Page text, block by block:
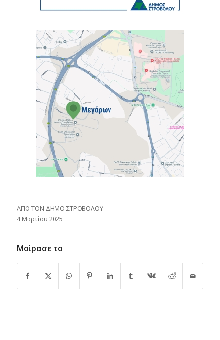
ΑΠΟ ΤΟΝ ΔΗΜΟ ΣΤΡΟΒΟΛΟΥ
4 Μαρτίου 2025
Μοίρασε το